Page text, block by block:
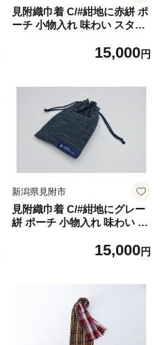
見附織巾着 C/#紺地に赤絣 ポ
ーチ 小物入れ 味わい スタイ
プレゼント 卒業 お祝い 新潟
15,000円
新潟県見附市
見附織巾着 C/#紺地にグレー
絣 ポーチ 小物入れ 味わい ス
織物 プレゼント 卒業 お祝い
15,000円